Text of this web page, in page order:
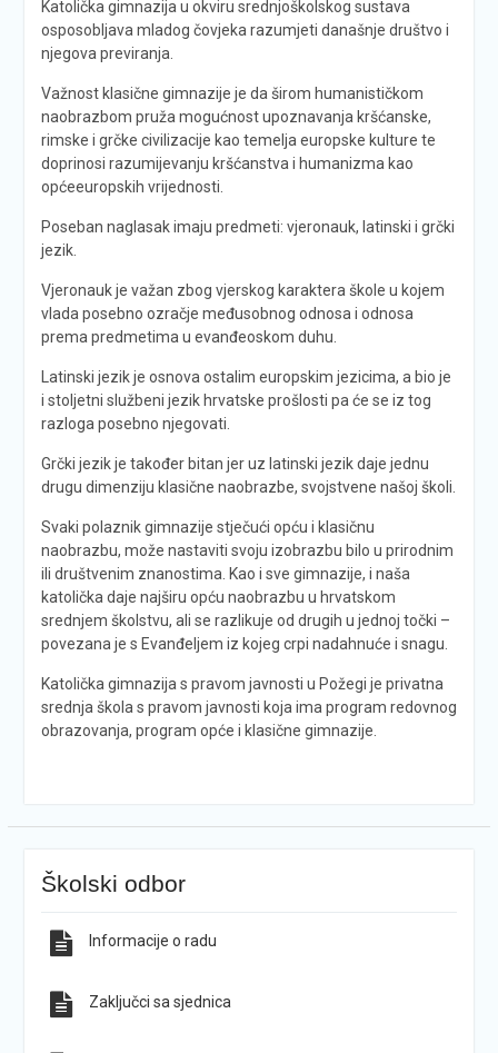
Katolička gimnazija u okviru srednjoškolskog sustava
osposobljava mladog čovjeka razumjeti današnje društvo i
njegova previranja.
Važnost klasične gimnazije je da širom humanističkom
naobrazbom pruža mogućnost upoznavanja kršćanske,
rimske i grčke civilizacije kao temelja europske kulture te
doprinosi razumijevanju kršćanstva i humanizma kao
općeeuropskih vrijednosti.
Poseban naglasak imaju predmeti: vjeronauk, latinski i grčki
jezik.
Vjeronauk je važan zbog vjerskog karaktera škole u kojem
vlada posebno ozračje međusobnog odnosa i odnosa
prema predmetima u evanđeoskom duhu.
Latinski jezik je osnova ostalim europskim jezicima, a bio je
i stoljetni službeni jezik hrvatske prošlosti pa će se iz tog
razloga posebno njegovati.
Grčki jezik je također bitan jer uz latinski jezik daje jednu
drugu dimenziju klasične naobrazbe, svojstvene našoj školi.
Svaki polaznik gimnazije stječući opću i klasičnu
naobrazbu, može nastaviti svoju izobrazbu bilo u prirodnim
ili društvenim znanostima. Kao i sve gimnazije, i naša
katolička daje najširu opću naobrazbu u hrvatskom
srednjem školstvu, ali se razlikuje od drugih u jednoj točki –
povezana je s Evanđeljem iz kojeg crpi nadahnuće i snagu.
Katolička gimnazija s pravom javnosti u Požegi je privatna
srednja škola s pravom javnosti koja ima program redovnog
obrazovanja, program opće i klasične gimnazije.
Školski odbor
Informacije o radu
Zaključci sa sjednica